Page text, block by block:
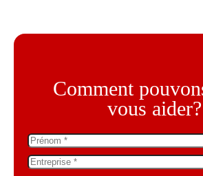
Comment
vous aider?